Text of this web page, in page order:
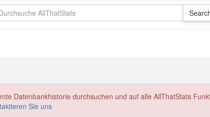
Datenbankhistorie durchsuchen und auf alle AllThatStats
Sie uns